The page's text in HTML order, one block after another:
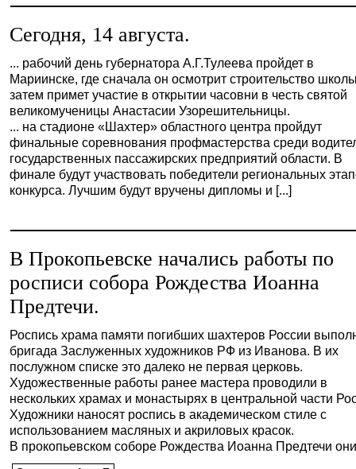
Сегодня, 14 августа.
... рабочий день губернатора А.Г.Тулеева пройдет в
Мариинске, где сначала он осмотрит строительство
затем примет участие в открытии часовни в честь святой
великомученицы Анастасии Узорешительницы.
... на стадионе «Шахтер» областного центра пройдут
финальные соревнования профмастерства среди
государственных пассажирских предприятий области. В
финале будут участвовать победители региональных
конкурса. Лучшим будут вручены дипломы и [...]
В Прокопьевске начались работы по
росписи собора Рождества Иоанна
Предтечи.
Роспись храма памяти погибших шахтеров России
бригада Заслуженных художников РФ из Иванова. В их
послужном списке это далеко не первая церковь.
Художественные работы ранее мастера проводили в
нескольких храмах и монастырях в центральной части
Художники наносят роспись в академическом стиле с
использованием масляных и акриловых красок.
В прокопьевском соборе Рождества Иоанна Предтечи